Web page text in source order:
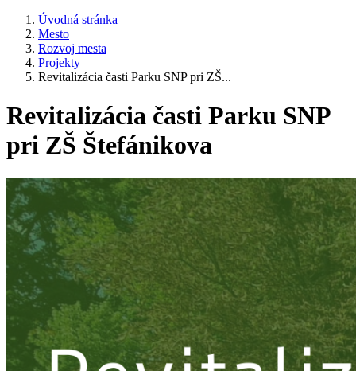
Úvodná stránka
Mesto
Rozvoj mesta
Projekty
Revitalizácia časti Parku SNP pri ZŠ...
Revitalizácia časti Parku SNP
pri ZŠ Štefánikova